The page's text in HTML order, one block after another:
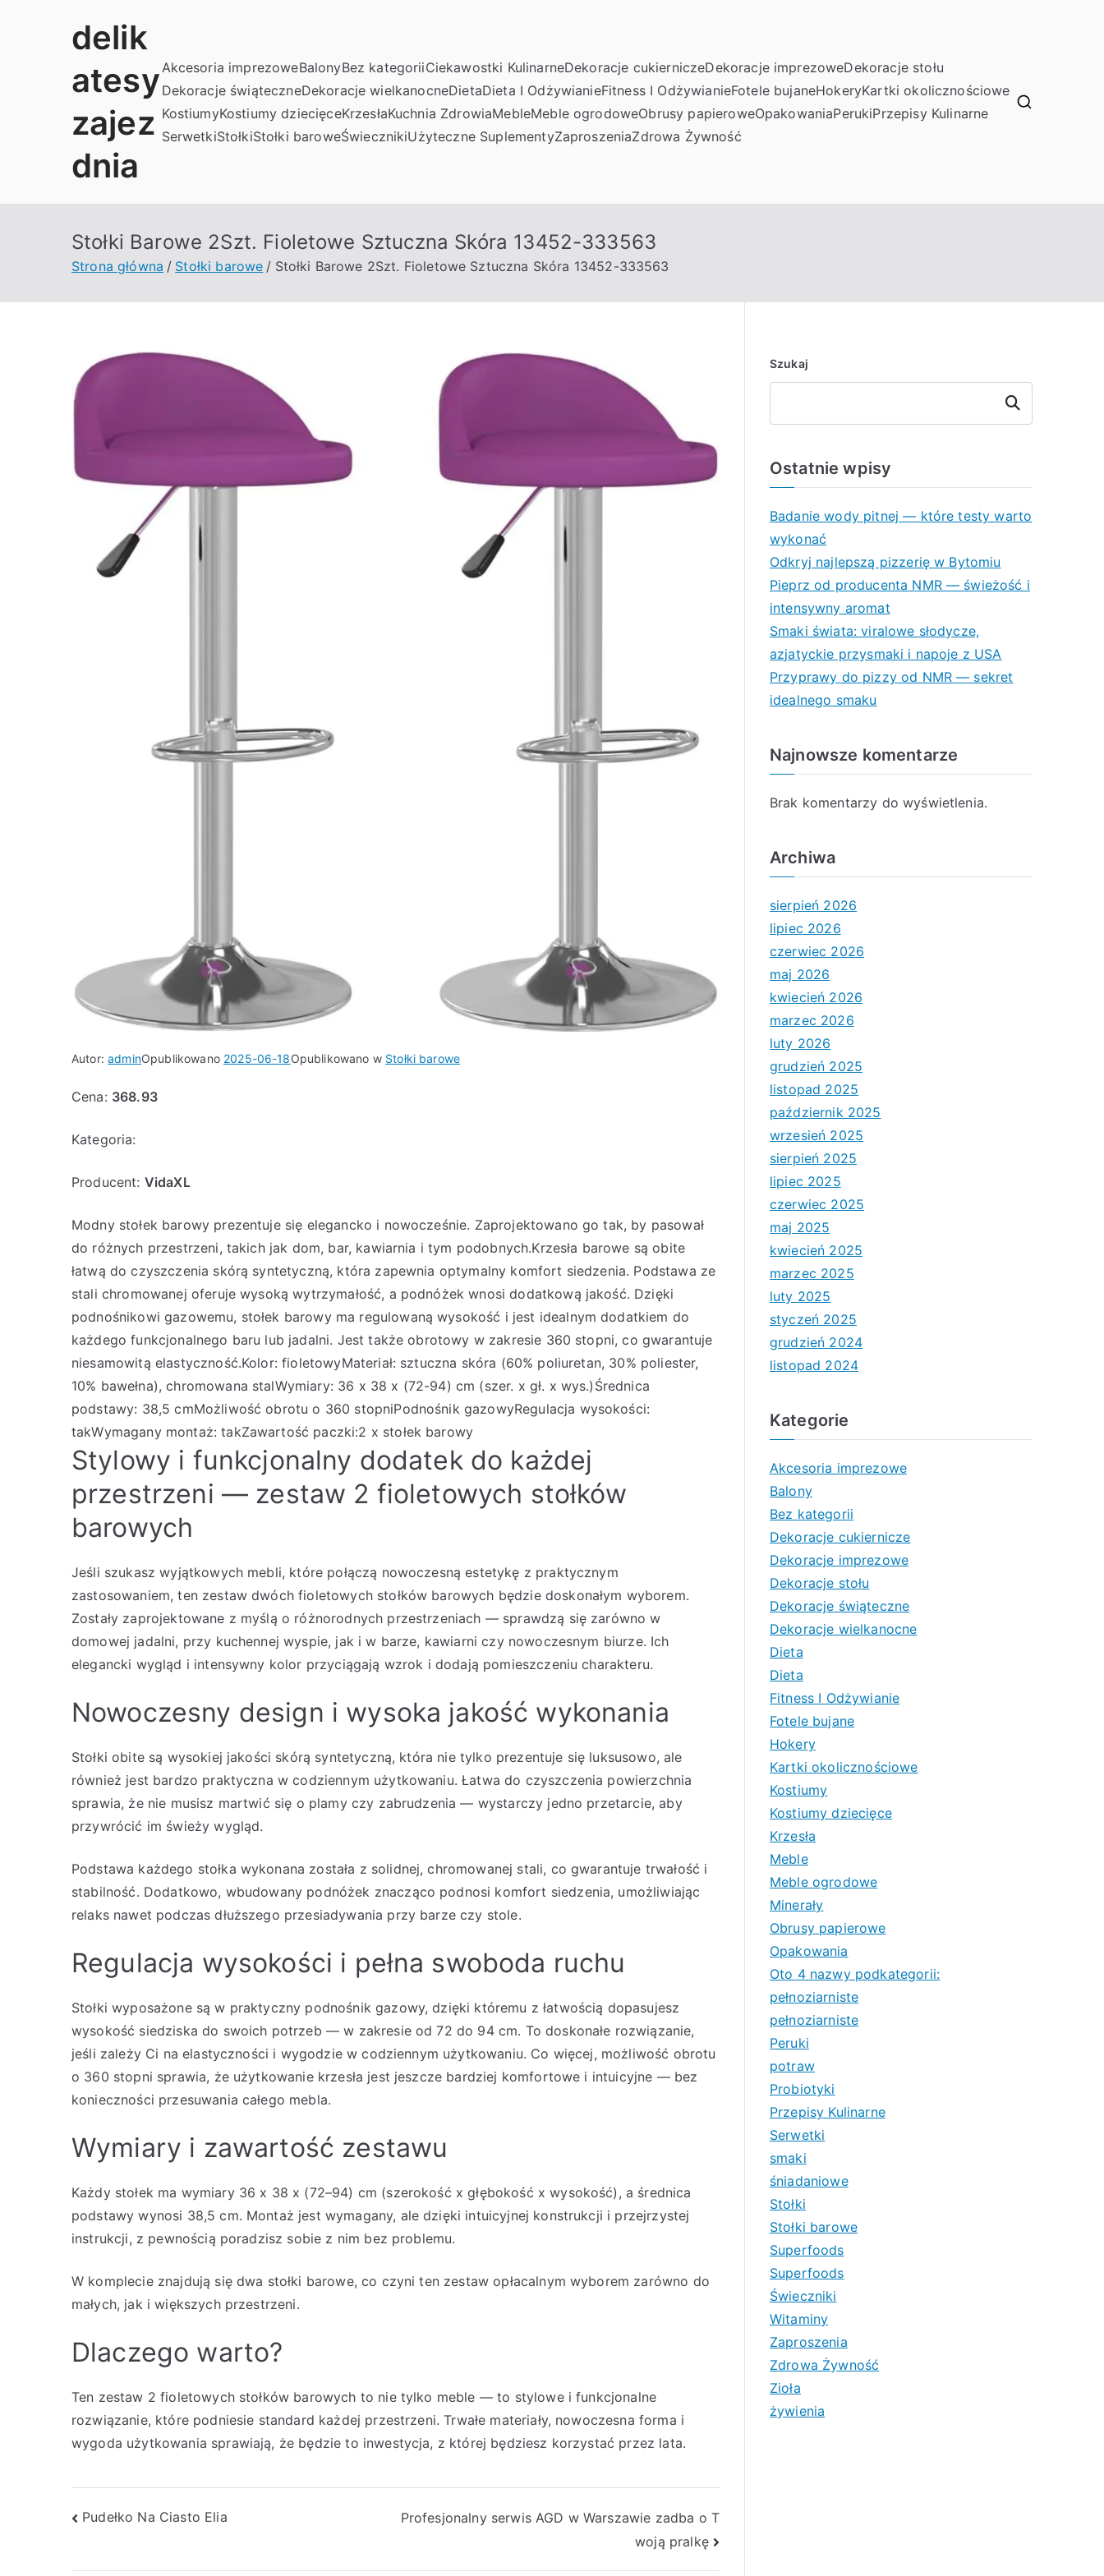
delik
atesy
zajez
dnia
Akcesoria imprezoweBalonyBez kategoriiCiekawostki KulinarneDekoracje cukierniczeDekoracje imprezoweDekoracje stołu
Dekoracje świąteczneDekoracje wielkanocneDietaDieta I OdżywianieFitness I OdżywianieFotele bujaneHokeryKartki okolicznościowe
KostiumyKostiumy dziecięceKrzesłaKuchnia ZdrowiaMebleMeble ogrodoweObrusy papieroweOpakowaniaPerukiPrzepisy Kulinarne
SerwetkiStołkiStołki baroweŚwiecznikiUżyteczne SuplementyZaproszeniaZdrowa Żywność
Stołki Barowe 2Szt. Fioletowe Sztuczna Skóra 13452-333563
Strona główna Stołki barowe Stołki Barowe 2Szt. Fioletowe Sztuczna Skóra 13452-333563
Autor:adminOpublikowano 2025-06-18Opublikowano w Stołki barowe
Cena: 368.93
Kategoria:
Producent: VidaXL
Modny stołek barowy prezentuje się elegancko i nowocześnie. Zaprojektowano go tak, by pasował
do różnych przestrzeni, takich jak dom, bar, kawiarnia i tym podobnych.Krzesła barowe są obite
łatwą do czyszczenia skórą syntetyczną, która zapewnia optymalny komfort siedzenia. Podstawa ze
stali chromowanej oferuje wysoką wytrzymałość, a podnóżek wnosi dodatkową jakość. Dzięki
podnośnikowi gazowemu, stołek barowy ma regulowaną wysokość i jest idealnym dodatkiem do
każdego funkcjonalnego baru lub jadalni. Jest także obrotowy w zakresie 360 stopni, co gwarantuje
niesamowitą elastyczność.Kolor: fioletowyMateriał: sztuczna skóra (60% poliuretan, 30% poliester,
10% bawełna), chromowana stalWymiary: 36 x 38 x (72-94) cm (szer. x gł. x wys.)Średnica
podstawy: 38,5 cmMożliwość obrotu o 360 stopniPodnośnik gazowyRegulacja wysokości:
takWymagany montaż: takZawartość paczki:2 x stołek barowy
Stylowy i funkcjonalny dodatek do każdej
przestrzeni — zestaw 2 fioletowych stołków
barowych
Jeśli szukasz wyjątkowych mebli, które połączą nowoczesną estetykę z praktycznym
zastosowaniem, ten zestaw dwóch fioletowych stołków barowych będzie doskonałym wyborem.
Zostały zaprojektowane z myślą o różnorodnych przestrzeniach — sprawdzą się zarówno w
domowej jadalni, przy kuchennej wyspie, jak i w barze, kawiarni czy nowoczesnym biurze. Ich
elegancki wygląd i intensywny kolor przyciągają wzrok i dodają pomieszczeniu charakteru.
Nowoczesny design i wysoka jakość wykonania
Stołki obite są wysokiej jakości skórą syntetyczną, która nie tylko prezentuje się luksusowo, ale
również jest bardzo praktyczna w codziennym użytkowaniu. Łatwa do czyszczenia powierzchnia
sprawia, że nie musisz martwić się o plamy czy zabrudzenia — wystarczy jedno przetarcie, aby
przywrócić im świeży wygląd.
Podstawa każdego stołka wykonana została z solidnej, chromowanej stali, co gwarantuje trwałość i
stabilność. Dodatkowo, wbudowany podnóżek znacząco podnosi komfort siedzenia, umożliwiając
relaks nawet podczas dłuższego przesiadywania przy barze czy stole.
Regulacja wysokości i pełna swoboda ruchu
Stołki wyposażone są w praktyczny podnośnik gazowy, dzięki któremu z łatwością dopasujesz
wysokość siedziska do swoich potrzeb — w zakresie od 72 do 94 cm. To doskonałe rozwiązanie,
jeśli zależy Ci na elastyczności i wygodzie w codziennym użytkowaniu. Co więcej, możliwość obrotu
o 360 stopni sprawia, że użytkowanie krzesła jest jeszcze bardziej komfortowe i intuicyjne — bez
konieczności przesuwania całego mebla.
Wymiary i zawartość zestawu
Każdy stołek ma wymiary 36 x 38 x (72–94) cm (szerokość x głębokość x wysokość), a średnica
podstawy wynosi 38,5 cm. Montaż jest wymagany, ale dzięki intuicyjnej konstrukcji i przejrzystej
instrukcji, z pewnością poradzisz sobie z nim bez problemu.
W komplecie znajdują się dwa stołki barowe, co czyni ten zestaw opłacalnym wyborem zarówno do
małych, jak i większych przestrzeni.
Dlaczego warto?
Ten zestaw 2 fioletowych stołków barowych to nie tylko meble — to stylowe i funkcjonalne
rozwiązanie, które podniesie standard każdej przestrzeni. Trwałe materiały, nowoczesna forma i
wygoda użytkowania sprawiają, że będzie to inwestycja, z której będziesz korzystać przez lata.
Nawigacja
Pudełko Na Ciasto Elia
Profesjonalny serwis AGD w Warszawie zadba o T
woją pralkę
Szukaj
Szukaj
Ostatnie wpisy
Badanie wody pitnej — które testy warto
wykonać
Odkryj najlepszą pizzerię w Bytomiu
Pieprz od producenta NMR — świeżość i
intensywny aromat
Smaki świata: viralowe słodycze,
azjatyckie przysmaki i napoje z USA
Przyprawy do pizzy od NMR — sekret
idealnego smaku
Najnowsze komentarze
Brak komentarzy do wyświetlenia.
Archiwa
sierpień 2026
lipiec 2026
czerwiec 2026
maj 2026
kwiecień 2026
marzec 2026
luty 2026
grudzień 2025
listopad 2025
październik 2025
wrzesień 2025
sierpień 2025
lipiec 2025
czerwiec 2025
maj 2025
kwiecień 2025
marzec 2025
luty 2025
styczeń 2025
grudzień 2024
listopad 2024
Kategorie
Akcesoria imprezowe
Balony
Bez kategorii
Dekoracje cukiernicze
Dekoracje imprezowe
Dekoracje stołu
Dekoracje świąteczne
Dekoracje wielkanocne
Dieta
Dieta
Fitness I Odżywianie
Fotele bujane
Hokery
Kartki okolicznościowe
Kostiumy
Kostiumy dziecięce
Krzesła
Meble
Meble ogrodowe
Minerały
Obrusy papierowe
Opakowania
Oto 4 nazwy podkategorii:
pełnoziarniste
pełnoziarniste
Peruki
potraw
Probiotyki
Przepisy Kulinarne
Serwetki
smaki
śniadaniowe
Stołki
Stołki barowe
Superfoods
Superfoods
Świeczniki
Witaminy
Zaproszenia
Zdrowa Żywność
Zioła
żywienia